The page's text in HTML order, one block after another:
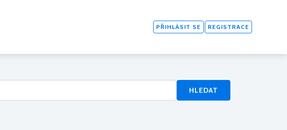
PŘIHLÁSIT SE REGISTRACE
HLEDAT